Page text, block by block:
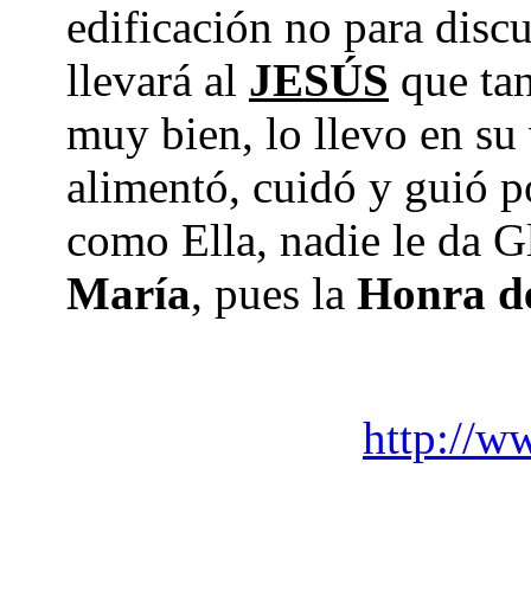
edificación no para
llevará al JESÚS que
muy bien, lo llevo en su
alimentó, cuidó y guió
como Ella, nadie le da
María, pues la Honra
http://